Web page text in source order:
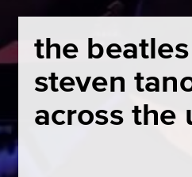
the
steven
across the